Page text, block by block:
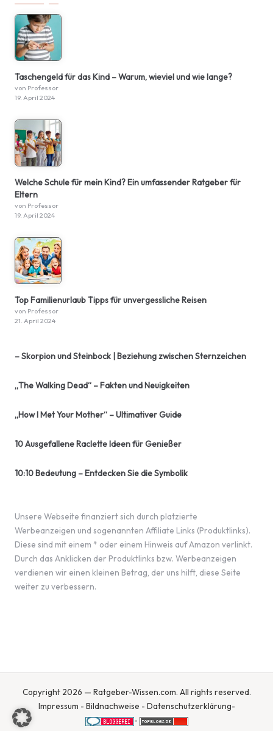
Taschengeld für das Kind – Warum, wieviel und wie lange?
von Professor
19. April 2024
Welche Schule für mein Kind? Ein umfassender Ratgeber für
Eltern
von Professor
19. April 2024
Top Familienurlaub Tipps für unvergessliche Reisen
von Professor
21. April 2024
– Skorpion und Steinbock | Beziehung zwischen Sternzeichen
„The Walking Dead“ – Fakten und Neuigkeiten
„How I Met Your Mother“ – Ultimativer Guide
10 Ausgefallene Raclette Ideen für Genießer
10:10 Bedeutung – Entdecken Sie die Symbolik
Unsere Webseite finanziert sich durch platzierte
Werbeanzeigen und sogenannten Affiliate Links (Produktlinks).
Diese sind mit einem * oder einem Hinweis auf Amazon verlinkt.
Durch das Anklicken der Produktlinks bzw. Werbeanzeigen
verdienen wir einen kleinen Betrag, der uns hilft, diese Seite
weiter zu verbessern.
Copyright 2026 — Ratgeber-Wissen.com. All rights reserved.
Impressum - Bildnachweise - Datenschutzerklärung-
-